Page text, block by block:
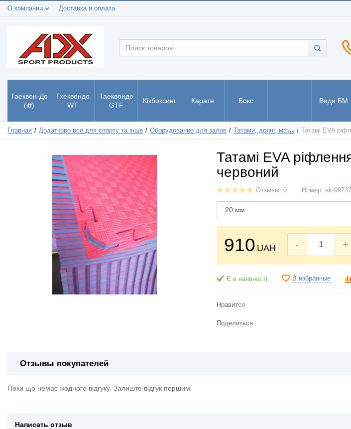
О компании Доставка и оплата
Таеквон-До
(itf)
Тхеквондо
WT
Таеквондо
GTF
Кікбоксинг Карате Бокс
РУКБО -
Види БМ
Главная Додатково все для спорту та інше Оборудование для залов Татами, доянг, маты Татамі EVA
Татамі EVA
червоний
Отзывы: 0 Номер: ek-99737
910 UAH - +
Є в наявності В избранные
Нравится
Поделиться
Отзывы покупателей
Поки що немає жодного відгуку. Залиште відгук першим
Написать отзыв